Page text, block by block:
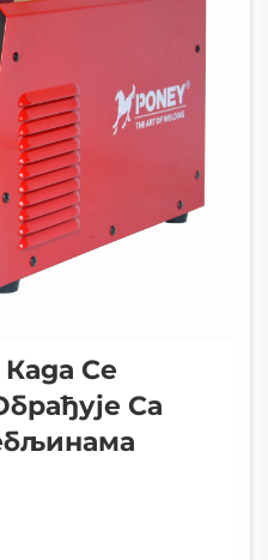
Када Се
Са